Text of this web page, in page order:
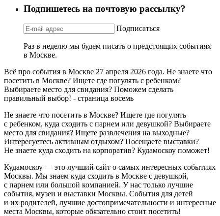
Подпишетесь на почтовую рассылку?
Подписаться
Раз в неделю мы будем писать о предстоящих событиях
в Москве.
Всё про события в Москве 27 апреля 2026 года. Не знаете что
посетить в Москве? Ищете где погулять с ребенком?
Выбираете место для свидания? Поможем сделать
правильный выбор! - страница восемь
Не знаете что посетить в Москве? Ищете где погулять
с ребенком, куда сходить с парнем или девушкой? Выбираете
место для свидания? Ищете развлечения на выходные?
Интересуетесь активным отдыхом? Посещаете выставки?
Не знаете куда сходить на корпоратив? Кудамоскоу поможет!
Кудамоскоу — это лучший сайт о самых интересных событиях
Москвы. Мы знаем куда сходить в Москве с девушкой,
с парнем или большой компанией. У нас только лучшие
события, музеи и выставки Москвы. События для детей
и их родителей, лучшие достопримечательности и интересные
места Москвы, которые обязательно стоит посетить!